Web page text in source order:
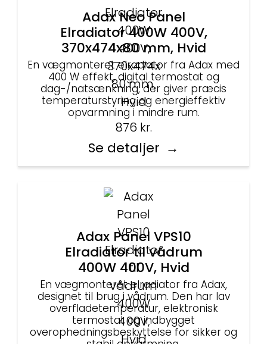
Adax Neo Panel
Elradiator 400W 400V,
370x474x80 mm, Hvid
En vægmonteret elradiator fra Adax med
400 W effekt, digital termostat og
dag-/natsænkning, der giver præcis
temperaturstyring og energieffektiv
opvarmning i mindre rum.
876 kr.
Se detaljer
Adax Panel VPS10
Elradiator til vådrum
400W 400V, Hvid
En vægmonteret elradiator fra Adax,
designet til brug i vådrum. Den har lav
overfladetemperatur, elektronisk
termostat og indbygget
overophedningsbeskyttelse for sikker og